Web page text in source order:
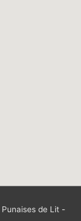
Punaises de Lit-